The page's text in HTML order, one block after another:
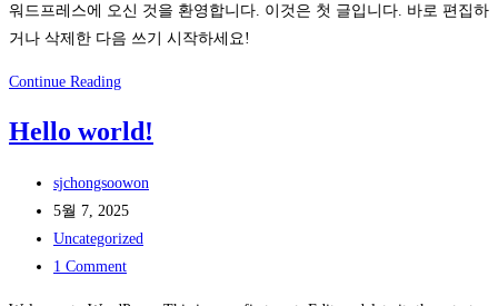
워드프레스에 오신 것을 환영합니다. 이것은 첫 글입니다. 바로 편집하
거나 삭제한 다음 쓰기 시작하세요!
Continue Reading안
하
요!
Hello world!
Post
author:
sjchongsoowon
Post
published:
5월 7, 2025
Post
category:
Uncategorized
Post
1 Comment